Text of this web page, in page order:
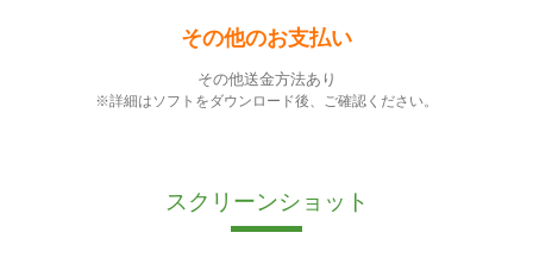
その他のお支払い
その他送金方法あり
※詳細はソフトをダウンロード後、ご確認ください。
スクリーンショット